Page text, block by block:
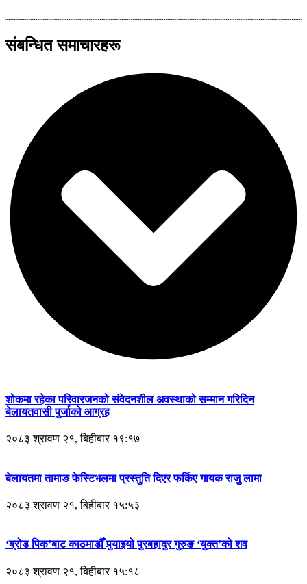
संबन्धित समाचारहरू
शोकमा रहेका परिवारजनको संवेदनशील अवस्थाको सम्मान गरिदिन
बेलायतवासी पुर्जाको आग्रह
२०८३ श्रावण २१, बिहीबार १९:१७
बेलायतमा तामाङ फेस्टिभलमा प्रस्तुति दिएर फर्किए गायक राजुु लामा
२०८३ श्रावण २१, बिहीबार १५:५३
‘ब्रोड पिक’बाट काठमाडौँ पुर्‍याइयो पुरबहादुर गुरुङ ‘युक्त’को शव
२०८३ श्रावण २१, बिहीबार १५:१८